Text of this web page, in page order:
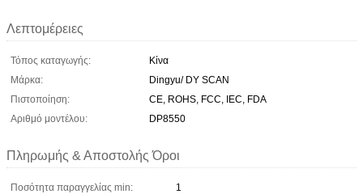
Λεπτομέρειες
Τόπος καταγωγής:
Κίνα
Μάρκα:
Dingyu/ DY SCAN
Πιστοποίηση:
CE, ROHS, FCC, IEC, FDA
Αριθμό μοντέλου:
DP8550
Πληρωμής & Αποστολής Όροι
Ποσότητα παραγγελίας min:
1